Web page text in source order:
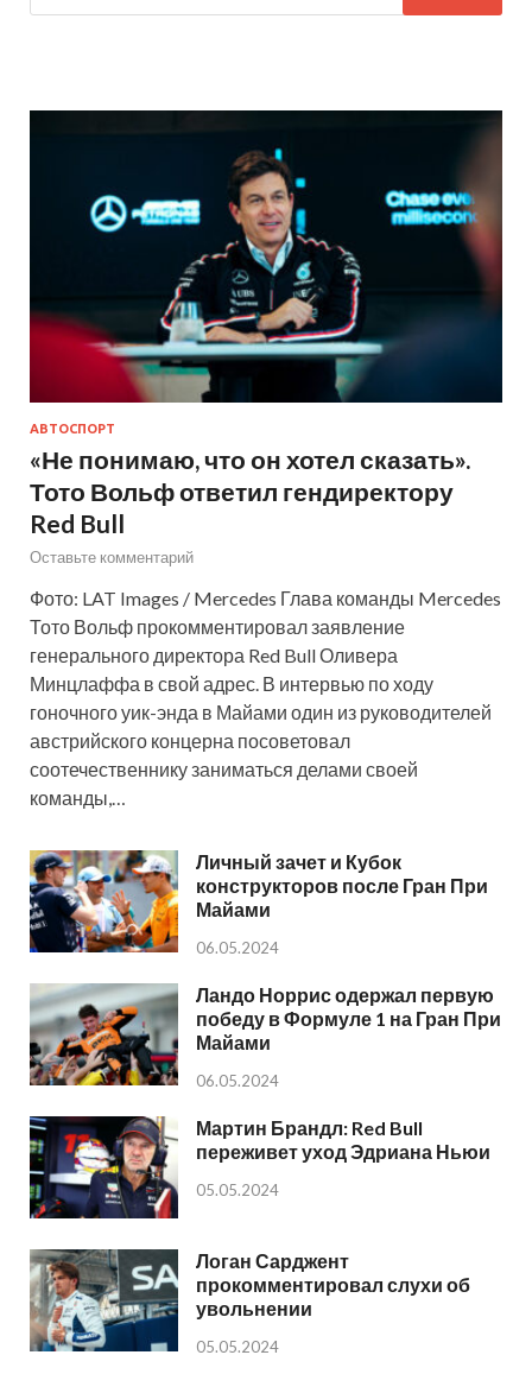
АВТОСПОРТ
«Не понимаю, что он хотел сказать».
Тото Вольф ответил гендиректору
Red Bull
Оставьте комментарий
Фото: LAT Images / Mercedes Глава команды Mercedes
Тото Вольф прокомментировал заявление
генерального директора Red Bull Оливера
Минцлаффа в свой адрес. В интервью по ходу
гоночного уик-энда в Майами один из руководителей
австрийского концерна посоветовал
соотечественнику заниматься делами своей
команды,…
Личный зачет и Кубок
конструкторов после Гран При
Майами
06.05.2024
Ландо Норрис одержал первую
победу в Формуле 1 на Гран При
Майами
06.05.2024
Мартин Брандл: Red Bull
переживет уход Эдриана Ньюи
05.05.2024
Логан Сарджент
прокомментировал слухи об
увольнении
05.05.2024